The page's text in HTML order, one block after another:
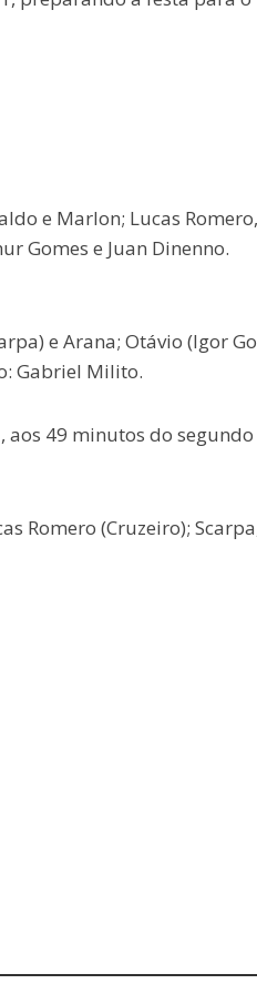
e Marlon; Lucas Romero,
Gomes e Juan Dinenno.
e Arana; Otávio (Igor
Gabriel Milito.
aos 49 minutos do segundo
Romero (Cruzeiro);